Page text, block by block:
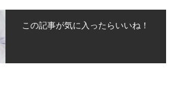
この記事が気に入ったらいいね！